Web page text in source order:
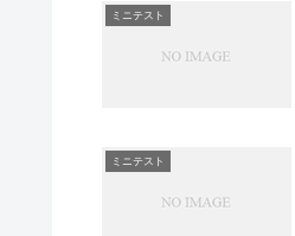
ミニテスト
ミニテスト